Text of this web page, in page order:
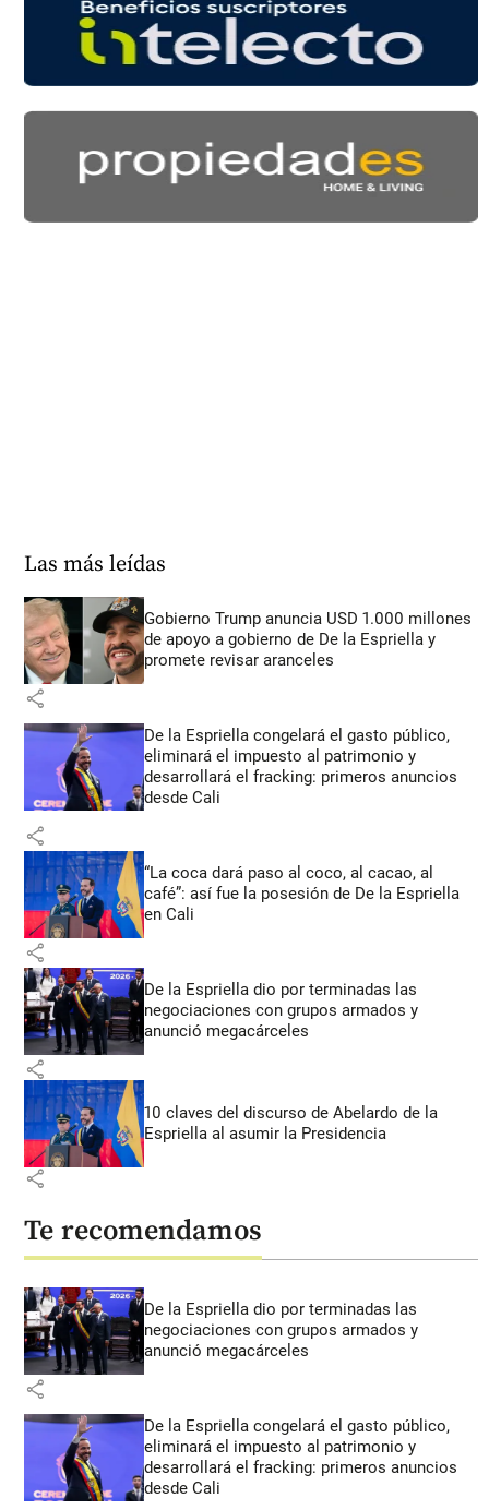
Las más leídas
Gobierno Trump anuncia USD 1.000 millones
de apoyo a gobierno de De la Espriella y
promete revisar aranceles
share
De la Espriella congelará el gasto público,
eliminará el impuesto al patrimonio y
desarrollará el fracking: primeros anuncios
desde Cali
share
“La coca dará paso al coco, al cacao, al
café”: así fue la posesión de De la Espriella
en Cali
share
De la Espriella dio por terminadas las
negociaciones con grupos armados y
anunció megacárceles
share
10 claves del discurso de Abelardo de la
Espriella al asumir la Presidencia
share
Te recomendamos
De la Espriella dio por terminadas las
negociaciones con grupos armados y
anunció megacárceles
share
De la Espriella congelará el gasto público,
eliminará el impuesto al patrimonio y
desarrollará el fracking: primeros anuncios
desde Cali